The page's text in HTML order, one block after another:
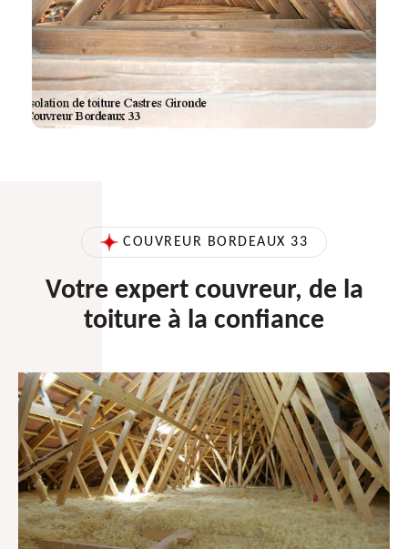
COUVREUR BORDEAUX 33
Votre expert couvreur, de la
toiture à la confiance